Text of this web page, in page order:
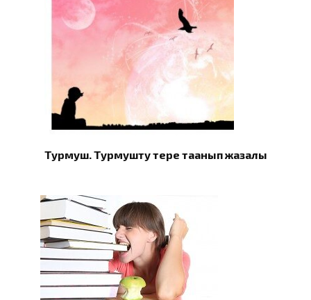
Турмуш. Турмушту терең таанып жазалы